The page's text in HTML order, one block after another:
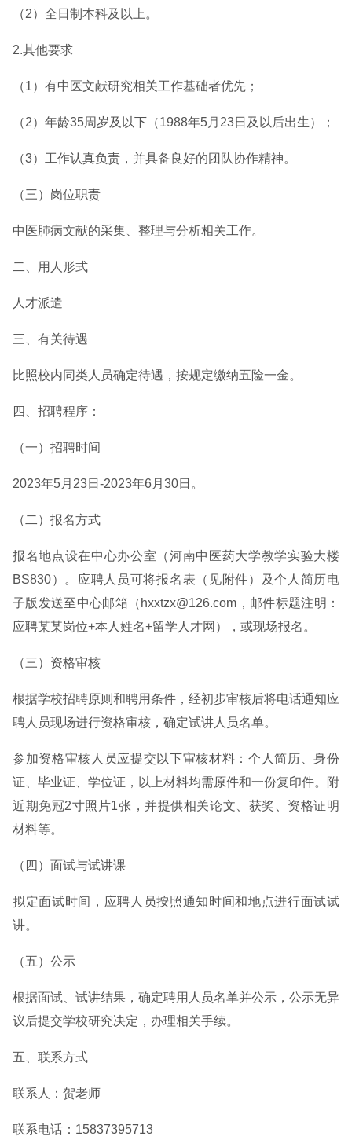
（2）全日制本科及以上。
2.其他要求
（1）有中医文献研究相关工作基础者优先；
（2）年龄35周岁及以下（1988年5月23日及以后出生）；
（3）工作认真负责，并具备良好的团队协作精神。
（三）岗位职责
中医肺病文献的采集、整理与分析相关工作。
二、用人形式
人才派遣
三、有关待遇
比照校内同类人员确定待遇，按规定缴纳五险一金。
四、招聘程序：
（一）招聘时间
2023年5月23日-2023年6月30日。
（二）报名方式
报名地点设在中心办公室（河南中医药大学教学实验大楼
BS830）。应聘人员可将报名表（见附件）及个人简历电
子版发送至中心邮箱（hxxtzx@126.com，邮件标题注明：
应聘某某岗位+本人姓名+留学人才网），或现场报名。
（三）资格审核
根据学校招聘原则和聘用条件，经初步审核后将电话通知应
聘人员现场进行资格审核，确定试讲人员名单。
参加资格审核人员应提交以下审核材料：个人简历、身份
证、毕业证、学位证，以上材料均需原件和一份复印件。附
近期免冠2寸照片1张，并提供相关论文、获奖、资格证明
材料等。
（四）面试与试讲课
拟定面试时间，应聘人员按照通知时间和地点进行面试试
讲。
（五）公示
根据面试、试讲结果，确定聘用人员名单并公示，公示无异
议后提交学校研究决定，办理相关手续。
五、联系方式
联系人：贺老师
联系电话：15837395713